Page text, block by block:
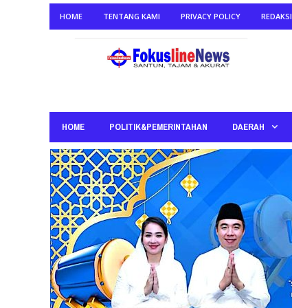
HOME TENTANG KAMI PRIVACY POLICY REDAKSI
HOME POLITIK&PEMERINTAHAN DAERAH